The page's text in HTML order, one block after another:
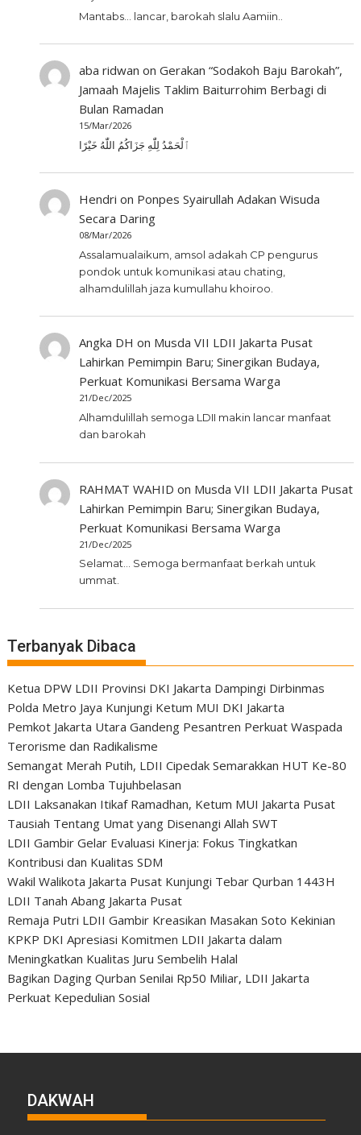
Mantabs... lancar, barokah slalu Aamiin..
aba ridwan onGerakan “Sodakoh Baju Barokah”,
Jamaah Majelis Taklim Baiturrohim Berbagi di
Bulan Ramadan
15/Mar/2026
ٱلْحَمْدُ لِلّٰهِ جَزَاكُمُ اللّٰهُ خَيْرًا
Hendri on Ponpes Syairullah Adakan Wisuda
Secara Daring
08/Mar/2026
Assalamualaikum, amsol adakah CP pengurus
pondok untuk komunikasi atau chating,
alhamdulillah jaza kumullahu khoiroo.
Angka DH on Musda VII LDII Jakarta Pusat
Lahirkan Pemimpin Baru; Sinergikan Budaya,
Perkuat Komunikasi Bersama Warga
21/Dec/2025
Alhamdulillah semoga LDII makin lancar manfaat
dan barokah
RAHMAT WAHID on Musda VII LDII Jakarta Pusat
Lahirkan Pemimpin Baru; Sinergikan Budaya,
Perkuat Komunikasi Bersama Warga
21/Dec/2025
Selamat... Semoga bermanfaat berkah untuk
ummat.
Terbanyak Dibaca
Ketua DPW LDII Provinsi DKI Jakarta Dampingi Dirbinmas
Polda Metro Jaya Kunjungi Ketum MUI DKI Jakarta
Pemkot Jakarta Utara Gandeng Pesantren Perkuat Waspada
Terorisme dan Radikalisme
Semangat Merah Putih, LDII Cipedak Semarakkan HUT Ke-80
RI dengan Lomba Tujuhbelasan
LDII Laksanakan Itikaf Ramadhan, Ketum MUI Jakarta Pusat
Tausiah Tentang Umat yang Disenangi Allah SWT
LDII Gambir Gelar Evaluasi Kinerja: Fokus Tingkatkan
Kontribusi dan Kualitas SDM
Wakil Walikota Jakarta Pusat Kunjungi Tebar Qurban 1443H
LDII Tanah Abang Jakarta Pusat
Remaja Putri LDII Gambir Kreasikan Masakan Soto Kekinian
KPKP DKI Apresiasi Komitmen LDII Jakarta dalam
Meningkatkan Kualitas Juru Sembelih Halal
Bagikan Daging Qurban Senilai Rp50 Miliar, LDII Jakarta
Perkuat Kepedulian Sosial
DAKWAH